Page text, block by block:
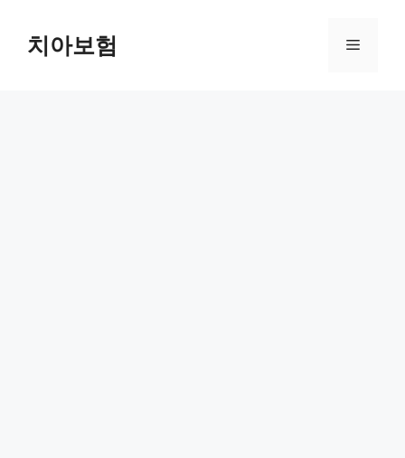
content치아보험 Menu